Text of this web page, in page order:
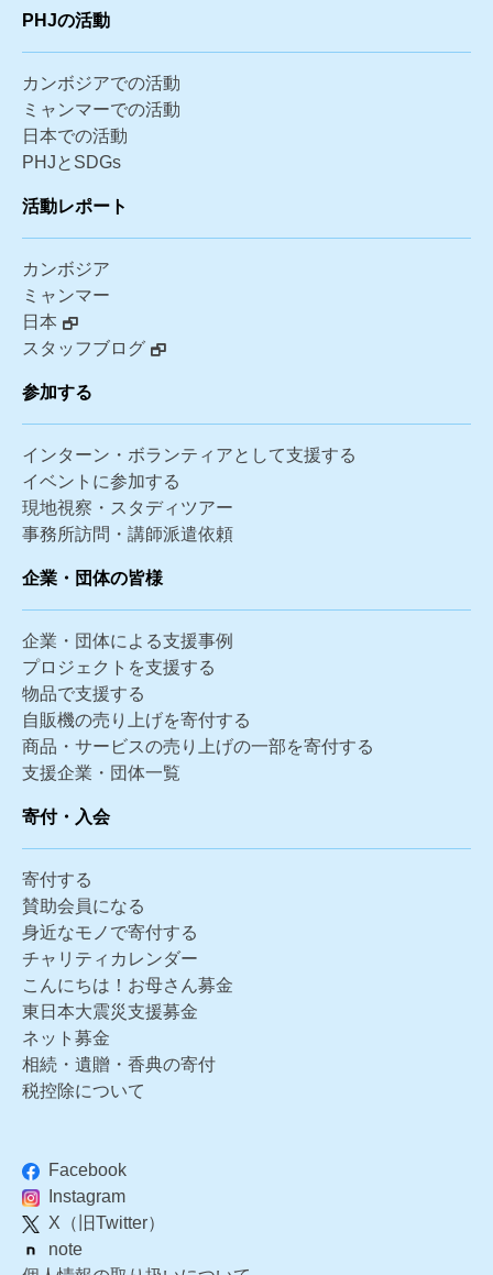
PHJの活動
カンボジアでの活動
ミャンマーでの活動
日本での活動
PHJとSDGs
活動レポート
カンボジア
ミャンマー
日本
スタッフブログ
参加する
インターン・ボランティアとして支援する
イベントに参加する
現地視察・スタディツアー
事務所訪問・講師派遣依頼
企業・団体の皆様
企業・団体による支援事例
プロジェクトを支援する
物品で支援する
自販機の売り上げを寄付する
商品・サービスの売り上げの一部を寄付する
支援企業・団体一覧
寄付・入会
寄付する
賛助会員になる
身近なモノで寄付する
チャリティカレンダー
こんにちは！お母さん募金
東日本大震災支援募金
ネット募金
相続・遺贈・香典の寄付
税控除について
Facebook
Instagram
X（旧Twitter）
note